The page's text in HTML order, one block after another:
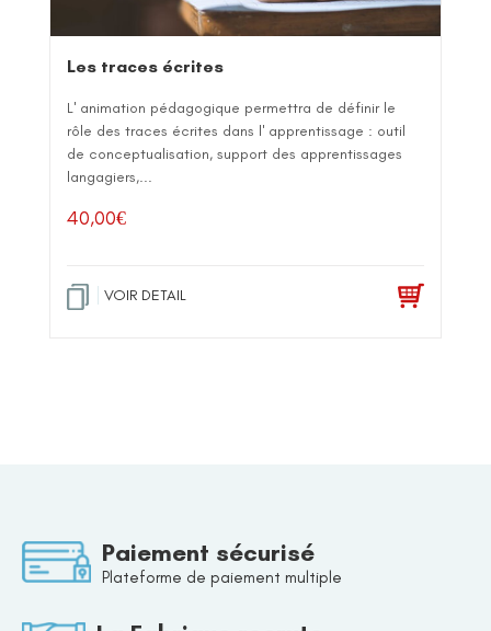
Les traces écrites
L' animation pédagogique permettra de définir le
rôle des traces écrites dans l' apprentissage : outil
de conceptualisation, support des apprentissages
langagiers,...
40,00€
VOIR DETAIL
Paiement sécurisé
Plateforme de paiement multiple